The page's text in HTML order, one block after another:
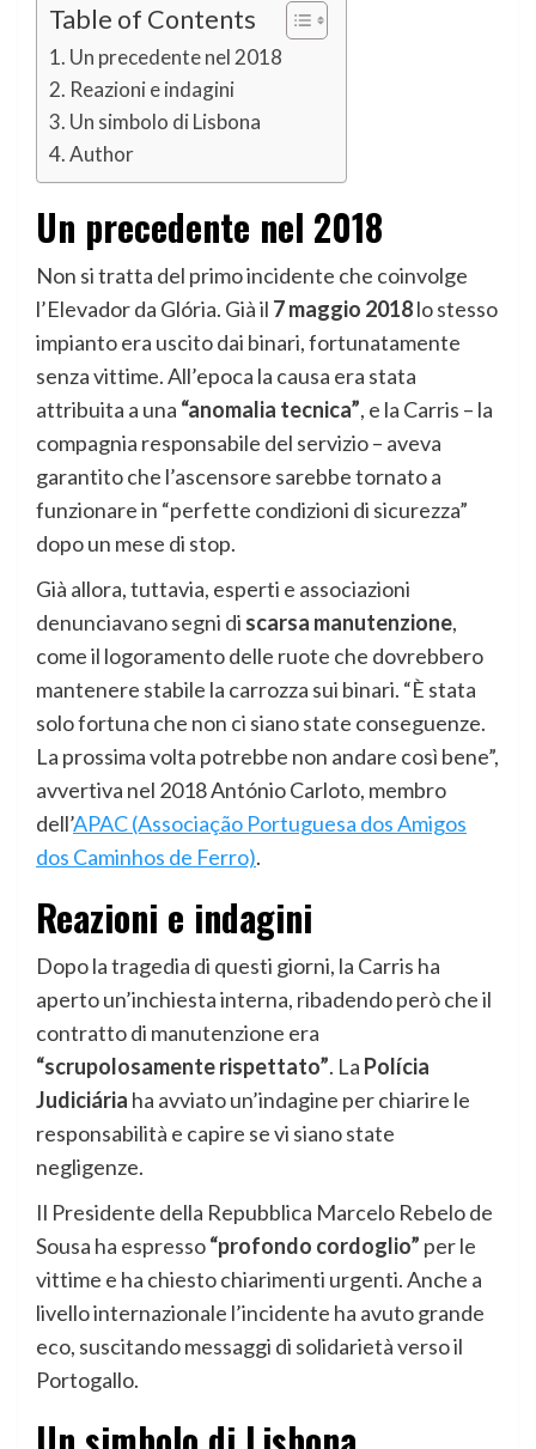
Table of Contents
Un precedente nel 2018
Reazioni e indagini
Un simbolo di Lisbona
Author
Un precedente nel 2018
Non si tratta del primo incidente che coinvolge
l’Elevador da Glória. Già il 7 maggio 2018lo stesso
impianto era uscito dai binari, fortunatamente
senza vittime. All’epoca la causa era stata
attribuita a una “anomalia tecnica”, e la Carris – la
compagnia responsabile del servizio – aveva
garantito che l’ascensore sarebbe tornato a
funzionare in “perfette condizioni di sicurezza”
dopo un mese di stop.
Già allora, tuttavia, esperti e associazioni
denunciavano segni di scarsa manutenzione,
come il logoramento delle ruote che dovrebbero
mantenere stabile la carrozza sui binari. “È stata
solo fortuna che non ci siano state conseguenze.
La prossima volta potrebbe non andare così bene”,
avvertiva nel 2018 António Carloto, membro
dell’APAC (Associação Portuguesa dos Amigos
dos Caminhos de Ferro).
Reazioni e indagini
Dopo la tragedia di questi giorni, la Carris ha
aperto un’inchiesta interna, ribadendo però che il
contratto di manutenzione era
“scrupolosamente rispettato”. La Polícia
Judiciária ha avviato un’indagine per chiarire le
responsabilità e capire se vi siano state
negligenze.
Il Presidente della Repubblica Marcelo Rebelo de
Sousa ha espresso“profondo cordoglio” per le
vittime e ha chiesto chiarimenti urgenti. Anche a
livello internazionale l’incidente ha avuto grande
eco, suscitando messaggi di solidarietà verso il
Portogallo.